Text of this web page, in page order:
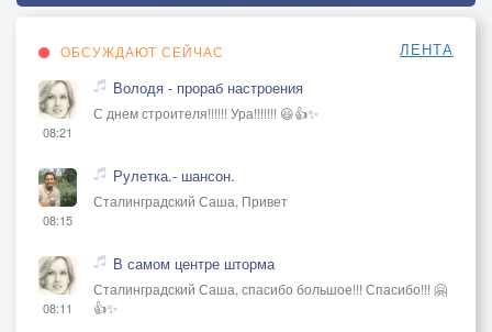
ОБСУЖДАЮТ СЕЙЧАС ЛЕНТА
08:21
Володя - прораб настроения
С днем строителя!!!!!! Ура!!!!!!! 😃👍✨
08:15
Рулетка.- шансон.
Сталинградский Саша, Привет
08:11
В самом центре шторма
Сталинградский Саша, спасибо большое!!! Спасибо!!! 🤗
👍✨